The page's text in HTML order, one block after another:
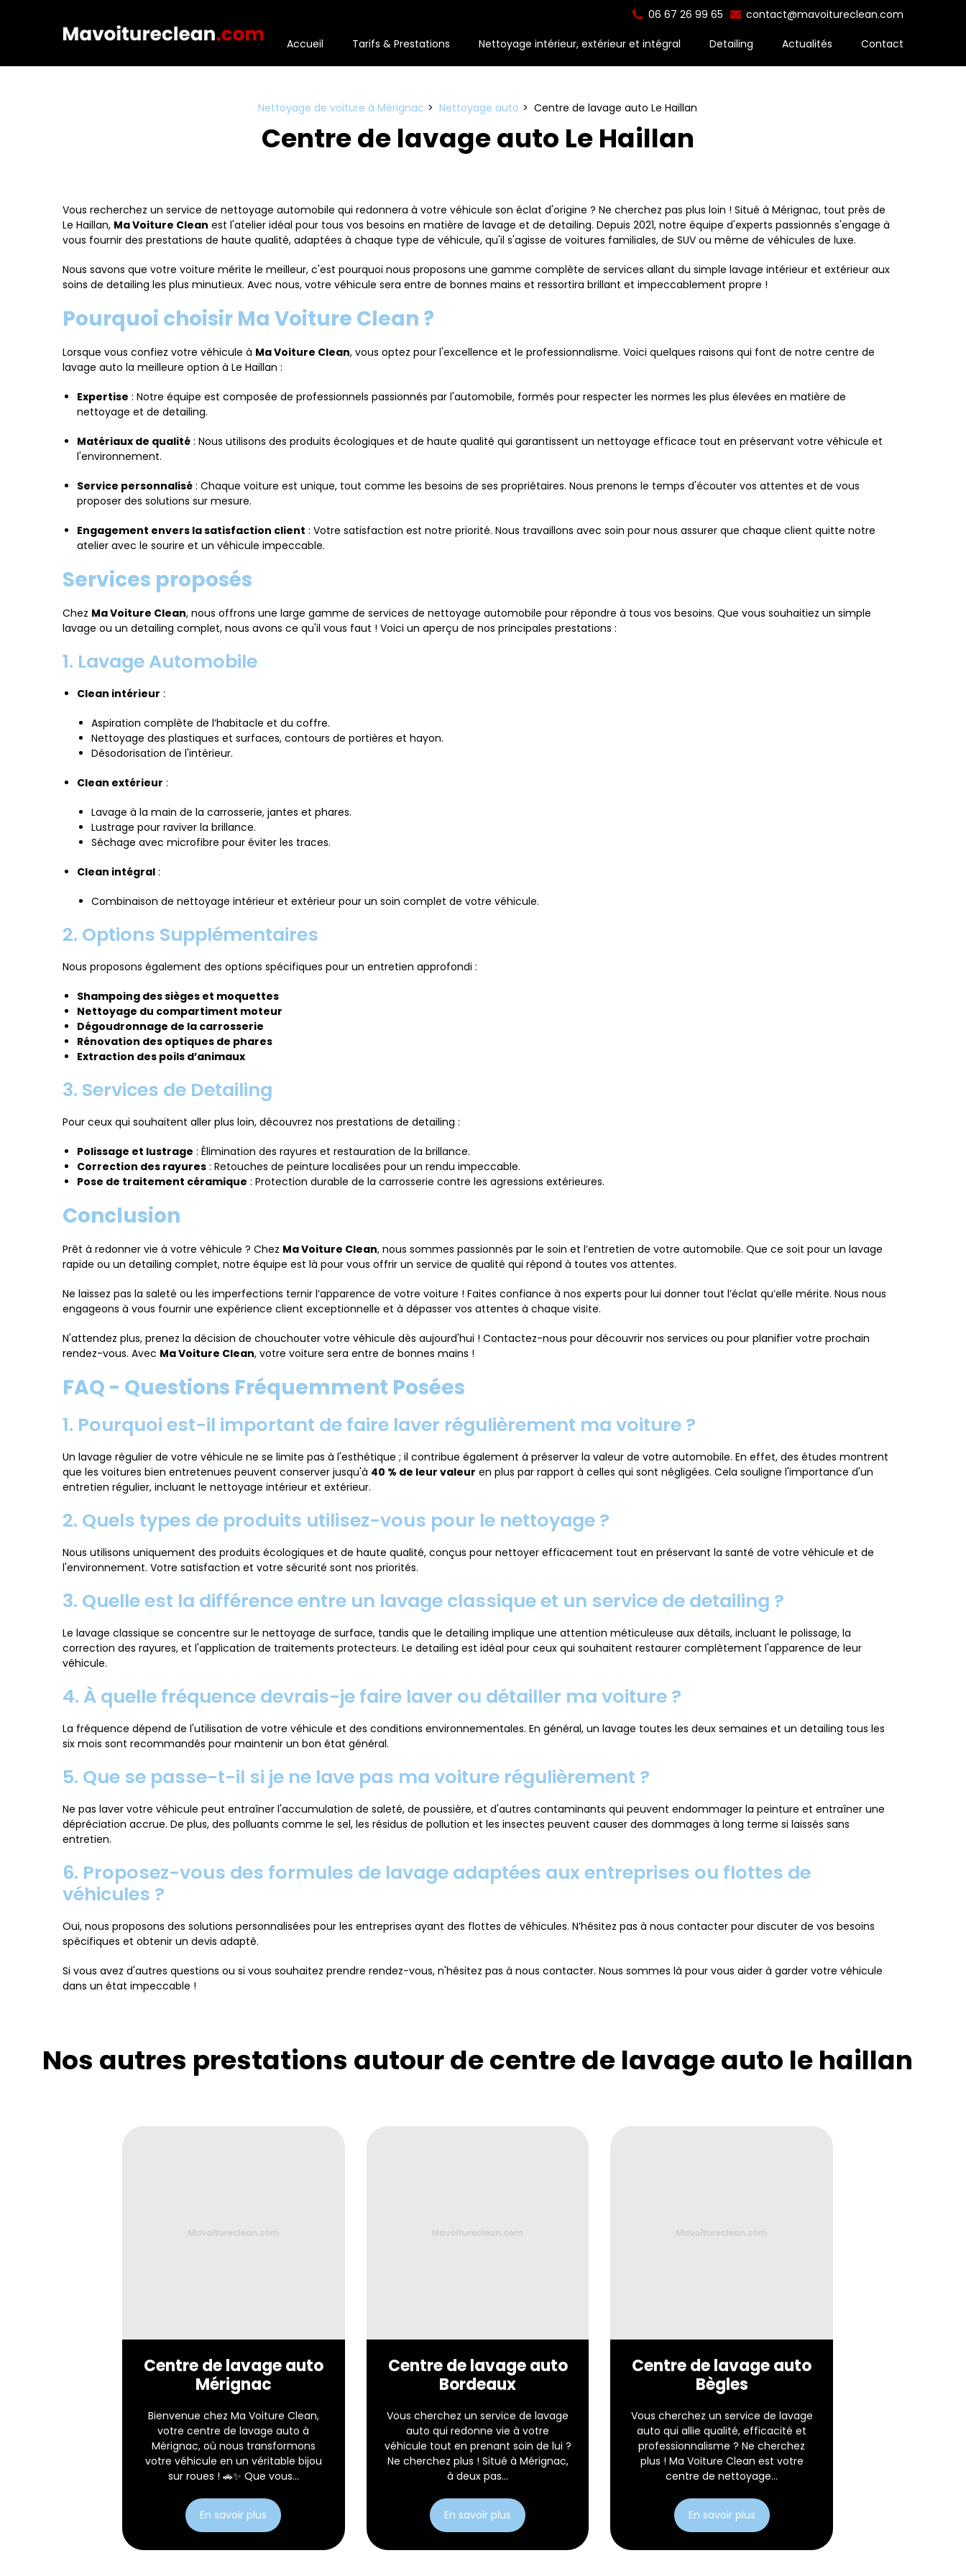
06 67 26 99 65 contact@mavoitureclean.com
Accueil Tarifs & Prestations Nettoyage intérieur, extérieur et intégral Detailing Actualités Contact
Nettoyage de voiture à Mérignac Nettoyage auto Centre de lavage auto Le Haillan
Centre de lavage auto Le Haillan
Vous recherchez un service de nettoyage automobile qui redonnera à votre véhicule son éclat d'origine ? Ne cherchez pas plus loin ! Situé à Mérignac, tout près de
Le Haillan, Ma Voiture Clean est l'atelier idéal pour tous vos besoins en matière de lavage et de detailing. Depuis 2021, notre équipe d'experts passionnés s'engage à
vous fournir des prestations de haute qualité, adaptées à chaque type de véhicule, qu'il s'agisse de voitures familiales, de SUV ou même de véhicules de luxe.
Nous savons que votre voiture mérite le meilleur, c'est pourquoi nous proposons une gamme complète de services allant du simple lavage intérieur et extérieur aux
soins de detailing les plus minutieux. Avec nous, votre véhicule sera entre de bonnes mains et ressortira brillant et impeccablement propre !
Pourquoi choisir Ma Voiture Clean ?
Lorsque vous confiez votre véhicule à Ma Voiture Clean, vous optez pour l'excellence et le professionnalisme. Voici quelques raisons qui font de notre centre de
lavage auto la meilleure option à Le Haillan :
Expertise : Notre équipe est composée de professionnels passionnés par l'automobile, formés pour respecter les normes les plus élevées en matière de
nettoyage et de detailing.
Matériaux de qualité : Nous utilisons des produits écologiques et de haute qualité qui garantissent un nettoyage efficace tout en préservant votre véhicule et
l'environnement.
Service personnalisé : Chaque voiture est unique, tout comme les besoins de ses propriétaires. Nous prenons le temps d'écouter vos attentes et de vous
proposer des solutions sur mesure.
Engagement envers la satisfaction client : Votre satisfaction est notre priorité. Nous travaillons avec soin pour nous assurer que chaque client quitte notre
atelier avec le sourire et un véhicule impeccable.
Services proposés
Chez Ma Voiture Clean, nous offrons une large gamme de services de nettoyage automobile pour répondre à tous vos besoins. Que vous souhaitiez un simple
lavage ou un detailing complet, nous avons ce qu'il vous faut ! Voici un aperçu de nos principales prestations :
1. Lavage Automobile
Clean intérieur :
Aspiration complète de l’habitacle et du coffre.
Nettoyage des plastiques et surfaces, contours de portières et hayon.
Désodorisation de l'intérieur.
Clean extérieur :
Lavage à la main de la carrosserie, jantes et phares.
Lustrage pour raviver la brillance.
Séchage avec microfibre pour éviter les traces.
Clean intégral :
Combinaison de nettoyage intérieur et extérieur pour un soin complet de votre véhicule.
2. Options Supplémentaires
Nous proposons également des options spécifiques pour un entretien approfondi :
Shampoing des sièges et moquettes
Nettoyage du compartiment moteur
Dégoudronnage de la carrosserie
Rénovation des optiques de phares
Extraction des poils d’animaux
3. Services de Detailing
Pour ceux qui souhaitent aller plus loin, découvrez nos prestations de detailing :
Polissage et lustrage : Élimination des rayures et restauration de la brillance.
Correction des rayures : Retouches de peinture localisées pour un rendu impeccable.
Pose de traitement céramique : Protection durable de la carrosserie contre les agressions extérieures.
Conclusion
Prêt à redonner vie à votre véhicule ? Chez Ma Voiture Clean, nous sommes passionnés par le soin et l’entretien de votre automobile. Que ce soit pour un lavage
rapide ou un detailing complet, notre équipe est là pour vous offrir un service de qualité qui répond à toutes vos attentes.
Ne laissez pas la saleté ou les imperfections ternir l’apparence de votre voiture ! Faites confiance à nos experts pour lui donner tout l’éclat qu’elle mérite. Nous nous
engageons à vous fournir une expérience client exceptionnelle et à dépasser vos attentes à chaque visite.
N'attendez plus, prenez la décision de chouchouter votre véhicule dès aujourd'hui ! Contactez-nous pour découvrir nos services ou pour planifier votre prochain
rendez-vous. Avec Ma Voiture Clean, votre voiture sera entre de bonnes mains !
FAQ - Questions Fréquemment Posées
1. Pourquoi est-il important de faire laver régulièrement ma voiture ?
Un lavage régulier de votre véhicule ne se limite pas à l'esthétique ; il contribue également à préserver la valeur de votre automobile. En effet, des études montrent
que les voitures bien entretenues peuvent conserver jusqu'à 40 % de leur valeur en plus par rapport à celles qui sont négligées. Cela souligne l'importance d'un
entretien régulier, incluant le nettoyage intérieur et extérieur.
2. Quels types de produits utilisez-vous pour le nettoyage ?
Nous utilisons uniquement des produits écologiques et de haute qualité, conçus pour nettoyer efficacement tout en préservant la santé de votre véhicule et de
l'environnement. Votre satisfaction et votre sécurité sont nos priorités.
3. Quelle est la différence entre un lavage classique et un service de detailing ?
Le lavage classique se concentre sur le nettoyage de surface, tandis que le detailing implique une attention méticuleuse aux détails, incluant le polissage, la
correction des rayures, et l'application de traitements protecteurs. Le detailing est idéal pour ceux qui souhaitent restaurer complètement l'apparence de leur
véhicule.
4. À quelle fréquence devrais-je faire laver ou détailler ma voiture ?
La fréquence dépend de l'utilisation de votre véhicule et des conditions environnementales. En général, un lavage toutes les deux semaines et un detailing tous les
six mois sont recommandés pour maintenir un bon état général.
5. Que se passe-t-il si je ne lave pas ma voiture régulièrement ?
Ne pas laver votre véhicule peut entraîner l'accumulation de saleté, de poussière, et d'autres contaminants qui peuvent endommager la peinture et entraîner une
dépréciation accrue. De plus, des polluants comme le sel, les résidus de pollution et les insectes peuvent causer des dommages à long terme si laissés sans
entretien.
6. Proposez-vous des formules de lavage adaptées aux entreprises ou flottes de
véhicules ?
Oui, nous proposons des solutions personnalisées pour les entreprises ayant des flottes de véhicules. N’hésitez pas à nous contacter pour discuter de vos besoins
spécifiques et obtenir un devis adapté.
Si vous avez d'autres questions ou si vous souhaitez prendre rendez-vous, n'hésitez pas à nous contacter. Nous sommes là pour vous aider à garder votre véhicule
dans un état impeccable !
Nos autres prestations autour de centre de lavage auto le haillan
Centre de lavage auto
Mérignac
Bienvenue chez Ma Voiture Clean,
votre centre de lavage auto à
Mérignac, où nous transformons
votre véhicule en un véritable bijou
sur roues ! 🚗✨ Que vous...
En savoir plus
Centre de lavage auto
Bordeaux
Vous cherchez un service de lavage
auto qui redonne vie à votre
véhicule tout en prenant soin de lui ?
Ne cherchez plus ! Situé à Mérignac,
à deux pas...
En savoir plus
Centre de lavage auto
Bègles
Vous cherchez un service de lavage
auto qui allie qualité, efficacité et
professionnalisme ? Ne cherchez
plus ! Ma Voiture Clean est votre
centre de nettoyage...
En savoir plus